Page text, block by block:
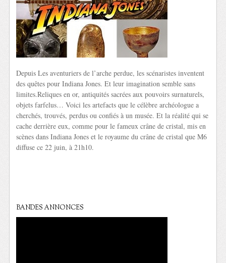
Depuis Les aventuriers de l’arche perdue, les scénaristes inventent
des quêtes pour Indiana Jones. Et leur imagination semble sans
limites.Reliques en or, antiquités sacrées aux pouvoirs surnaturels,
objets farfelus… Voici les artefacts que le célèbre archéologue a
cherchés, trouvés, perdus ou confiés à un musée. Et la réalité qui se
cache derrière eux, comme pour le fameux crâne de cristal, mis en
scènes dans Indiana Jones et le royaume du crâne de cristal que M6
diffuse ce 22 juin, à 21h10.
BANDES ANNONCES